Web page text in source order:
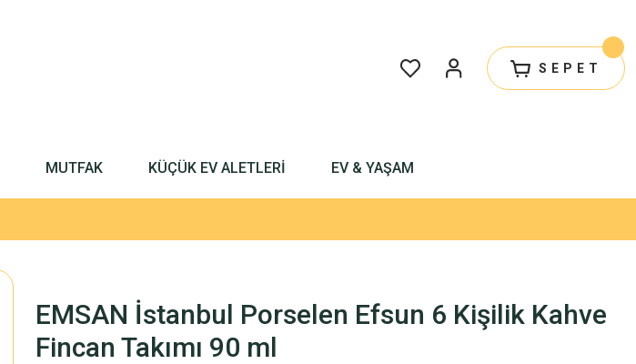
SEPET
MUTFAK KÜÇÜK EV ALETLERİ EV & YAŞAM
EMSAN İstanbul Porselen Efsun 6 Kişilik Kahve
Fincan Takımı 90 ml